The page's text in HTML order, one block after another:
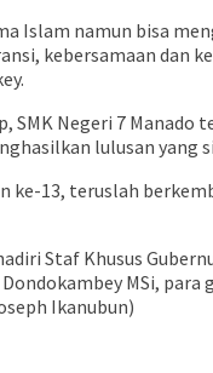
Islam namun bisa
kebersamaan dan
SMK Negeri 7 Manado
lulusan yang
ke-13, teruslah
Staf Khusus
MSi, para
Ikanubun)